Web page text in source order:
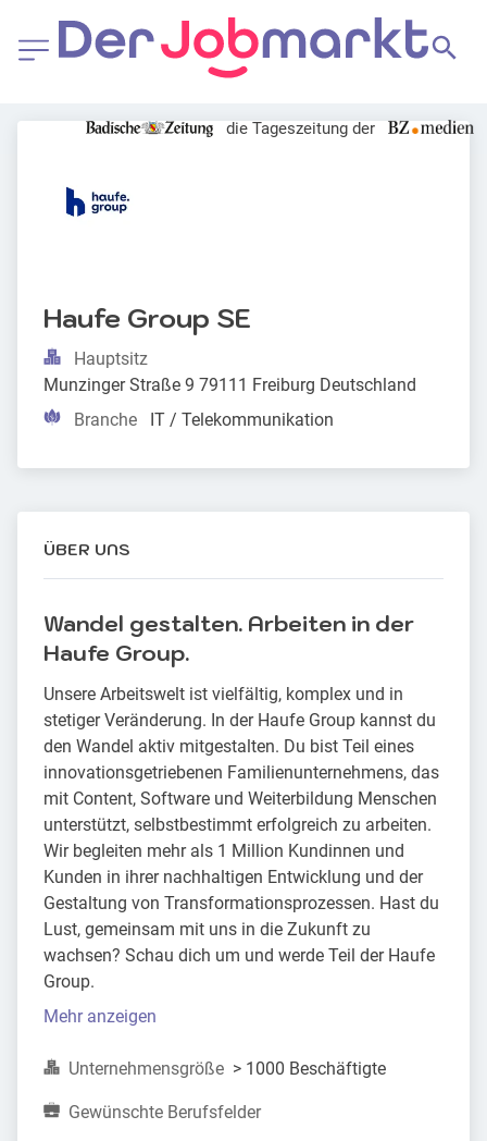
die Tageszeitung der
Haufe Group SE
Hauptsitz
Munzinger Straße 9 79111 Freiburg Deutschland
Branche
IT / Telekommunikation
ÜBER UNS
Wandel gestalten. Arbeiten in der
Haufe Group.
Unsere Arbeitswelt ist vielfältig, komplex und in
stetiger Veränderung. In der Haufe Group kannst du
den Wandel aktiv mitgestalten. Du bist Teil eines
innovationsgetriebenen Familienunternehmens, das
mit Content, Software und Weiterbildung Menschen
unterstützt, selbstbestimmt erfolgreich zu arbeiten.
Wir begleiten mehr als 1 Million Kundinnen und
Kunden in ihrer nachhaltigen Entwicklung und der
Gestaltung von Transformationsprozessen. Hast du
Lust, gemeinsam mit uns in die Zukunft zu
wachsen? Schau dich um und werde Teil der Haufe
Group.
Mehr anzeigen
Unternehmensgröße > 1000 Beschäftigte
Gewünschte Berufsfelder